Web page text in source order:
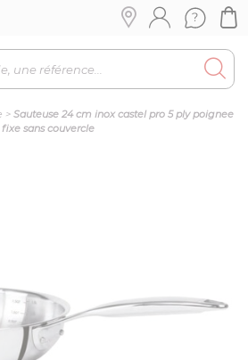
> Sauteuse 24 cm inox castel pro 5 ply poignee
fixe sans couvercle